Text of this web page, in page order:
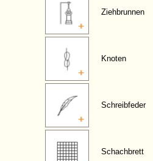
Ziehbrunnen
Knoten
Schreibfeder
Schachbrett